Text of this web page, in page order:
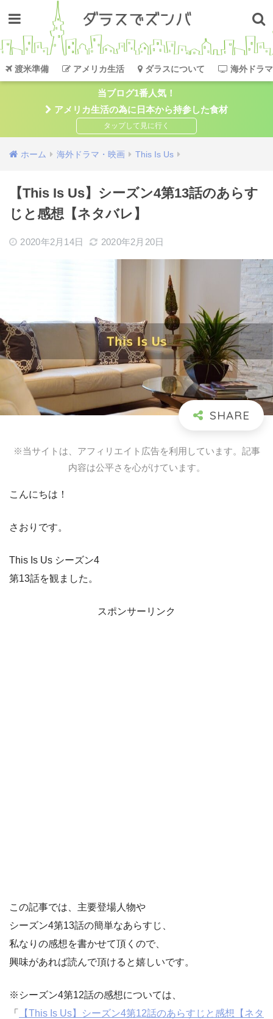
渡米準備 アメリカ生活 ダラスについて 海外ドラ
当ブログ1番人気！
アメリカ生活の為に日本から持参した食材
ホーム 海外ドラマ・映画 This Is Us
【This Is Us】シーズン4第13話のあらす
じと感想【ネタバレ】
2020年2月14日 2020年2月20日
※当サイトは、アフィリエイト広告を利用しています。記事
内容は公平さを心がけています。
こんにちは！
さおりです。
This Is Us シーズン4
第13話を観ました。
スポンサーリンク
この記事では、主要登場人物や
シーズン4第13話の簡単なあらすじ、
私なりの感想を書かせて頂くので、
興味があれば読んで頂けると嬉しいです。
※シーズン4第12話の感想については、
「
【This Is Us】シーズン4第12話のあらすじと感想【ネタ